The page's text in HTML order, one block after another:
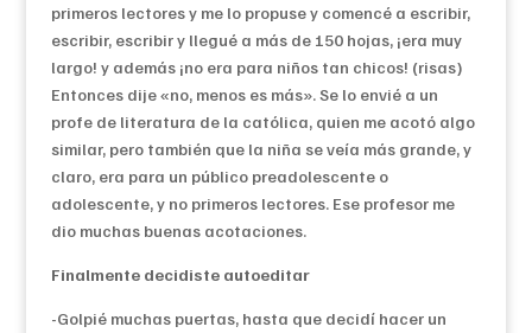
primeros lectores y me lo propuse y comencé a escribir,
escribir, escribir y llegué a más de 150 hojas, ¡era muy
largo! y además ¡no era para niños tan chicos! (risas)
Entonces dije «no, menos es más». Se lo envié a un
profe de literatura de la católica, quien me acotó algo
similar, pero también que la niña se veía más grande, y
claro, era para un público preadolescente o
adolescente, y no primeros lectores. Ese profesor me
dio muchas buenas acotaciones.
Finalmente decidiste autoeditar
-Golpié muchas puertas, hasta que decidí hacer un